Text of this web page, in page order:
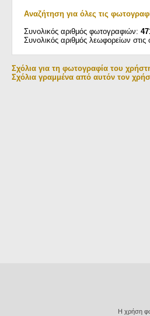
Αναζήτηση για όλες τις
Συνολικός αριθμός φωτογραφιών:
Συνολικός αριθμός λεωφορείων στις
Σχόλια για τη φωτογραφία του
Σχόλια γραμμένα από αυτόν τον
Η χρήση